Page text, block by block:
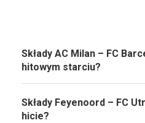
Składy AC Milan – FC
hitowym starciu?
Składy Feyenoord – FC
hicie?